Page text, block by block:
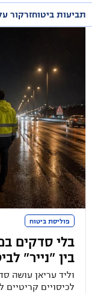
תביעות ביטוחזרקור
פוליסת ביטוח
בלי סדקים
בין "נייר"
וליד עריאן עושה
לכיסויים